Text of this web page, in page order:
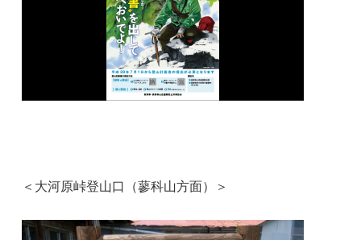
＜大河原峠登山口（蓼科山方面）＞